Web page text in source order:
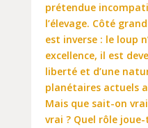
prétendue
l’élevage. Côté
est inverse : le loup
excellence, il est
liberté et d’une
planétaires actuels
Mais que sait-on
vrai ? Quel rôle